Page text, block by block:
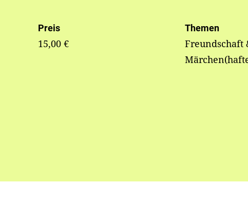
Preis
15,00 €
Themen
Freundschaft